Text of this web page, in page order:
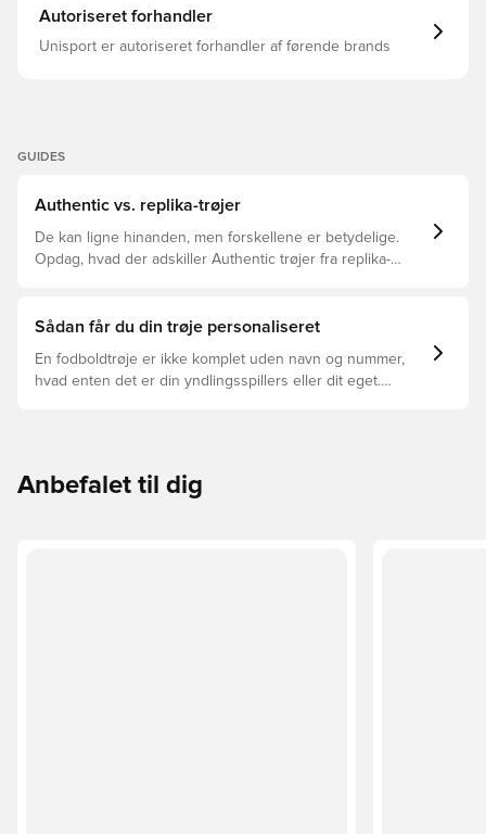
Autoriseret forhandler
Unisport er autoriseret forhandler af førende brands
GUIDES
Authentic vs. replika-trøjer
De kan ligne hinanden, men forskellene er betydelige.
Opdag, hvad der adskiller Authentic trøjer fra replika-
Sådan får du din trøje personaliseret
En fodboldtrøje er ikke komplet uden navn og nummer,
hvad enten det er din yndlingsspillers eller dit eget.
Anbefalet til dig